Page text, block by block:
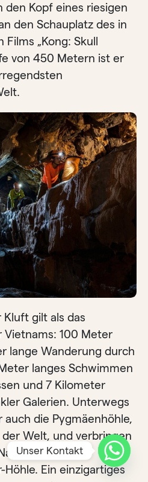
Kopf eines riesigen
den Schauplatz des in
„Kong: Skull
von 450 Metern ist er
Kluft gilt als das
100 Meter
lange Wanderung durch
langes Schwimmen
und 7 Kilometer
Galerien. Unterwegs
die Pygmäenhöhle,
Welt, und verbringen
in der
Ein einzigartiges
Unser Kontakt